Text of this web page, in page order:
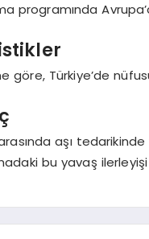
programında
göre, Türkiye’de
aşı
bu yavaş